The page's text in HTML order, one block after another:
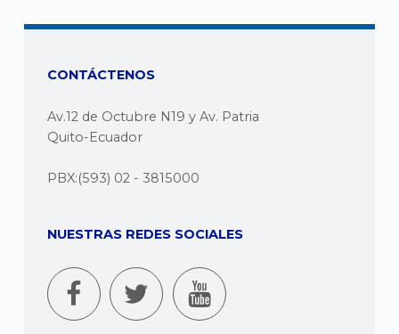
CONTÁCTENOS
Av.12 de Octubre N19 y Av. Patria
Quito-Ecuador
PBX:(593) 02 - 3815000
NUESTRAS REDES SOCIALES